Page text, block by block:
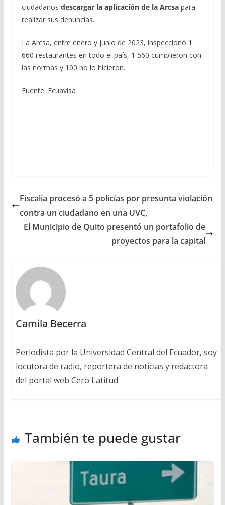
ciudadanos descargar la aplicación de la Arcsapara
realizar sus denuncias.
La Arcsa, entre enero y junio de 2023, inspeccionó 1
660 restaurantes en todo el país, 1 560 cumplieron con
las normas y 100 no lo hicieron.
Fuente: Ecuavisa
Fiscalía procesó a 5 policías por presunta violación
contra un ciudadano en una UVC,
El Municipio de Quito presentó un portafolio de
proyectos para la capital
Camila Becerra
Periodista por la Universidad Central del Ecuador, soy
locutora de radio, reportera de noticias y redactora
del portal web Cero Latitud
También te puede gustar